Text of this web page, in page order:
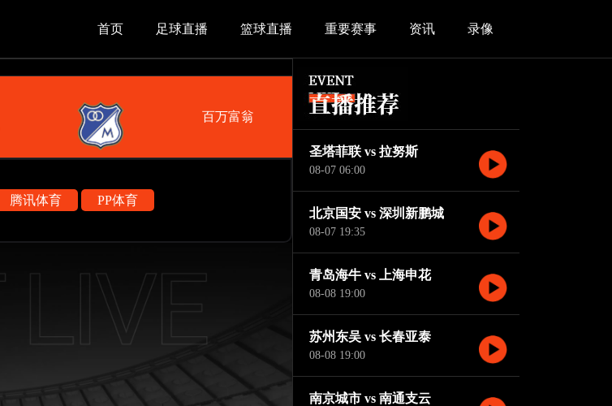
首页 足球直播 篮球直播 重要赛事 资讯 录像
百万富翁
腾讯体育 PP体育
圣塔菲联 vs 拉努斯
08-07 06:00
北京国安 vs 深圳新鹏城
08-07 19:35
青岛海牛 vs 上海申花
08-08 19:00
苏州东吴 vs 长春亚泰
08-08 19:00
南京城市 vs 南通支云